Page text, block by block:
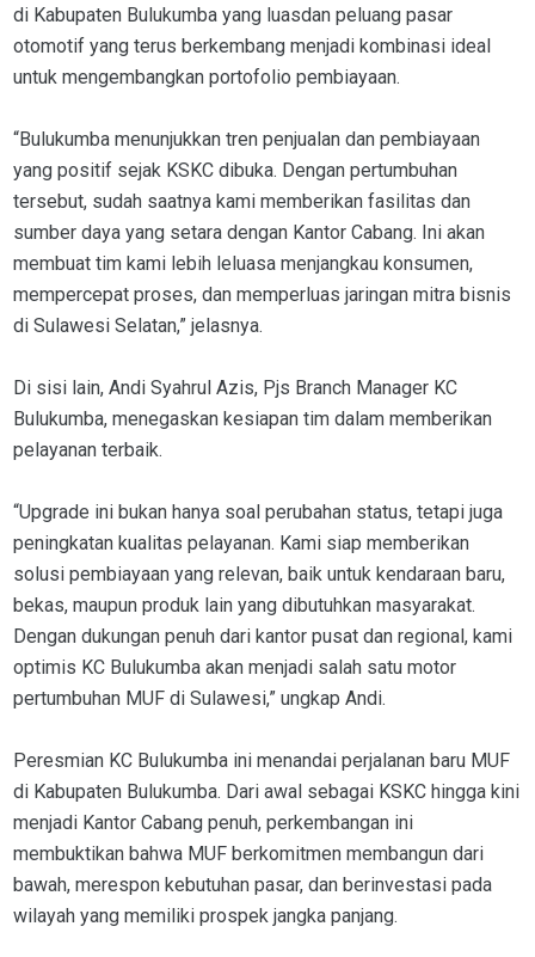
di Kabupaten Bulukumba yang luasdan peluang pasar
otomotif yang terus berkembang menjadi kombinasi ideal
untuk mengembangkan portofolio pembiayaan.
“Bulukumba menunjukkan tren penjualan dan pembiayaan
yang positif sejak KSKC dibuka. Dengan pertumbuhan
tersebut, sudah saatnya kami memberikan fasilitas dan
sumber daya yang setara dengan Kantor Cabang. Ini akan
membuat tim kami lebih leluasa menjangkau konsumen,
mempercepat proses, dan memperluas jaringan mitra bisnis
di Sulawesi Selatan,” jelasnya.
Di sisi lain, Andi Syahrul Azis, Pjs Branch Manager KC
Bulukumba, menegaskan kesiapan tim dalam memberikan
pelayanan terbaik.
“Upgrade ini bukan hanya soal perubahan status, tetapi juga
peningkatan kualitas pelayanan. Kami siap memberikan
solusi pembiayaan yang relevan, baik untuk kendaraan baru,
bekas, maupun produk lain yang dibutuhkan masyarakat.
Dengan dukungan penuh dari kantor pusat dan regional, kami
optimis KC Bulukumba akan menjadi salah satu motor
pertumbuhan MUF di Sulawesi,” ungkap Andi.
Peresmian KC Bulukumba ini menandai perjalanan baru MUF
di Kabupaten Bulukumba. Dari awal sebagai KSKC hingga kini
menjadi Kantor Cabang penuh, perkembangan ini
membuktikan bahwa MUF berkomitmen membangun dari
bawah, merespon kebutuhan pasar, dan berinvestasi pada
wilayah yang memiliki prospek jangka panjang.